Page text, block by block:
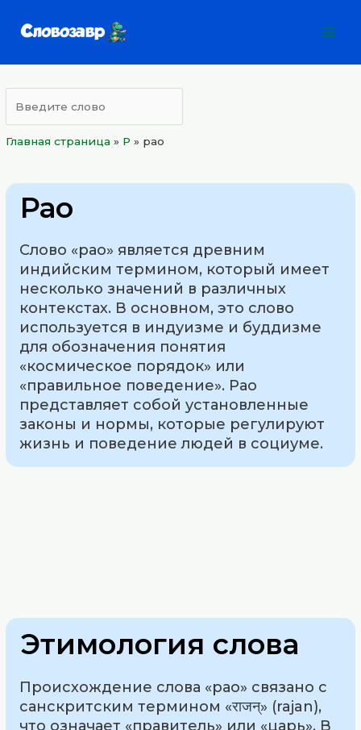
Главная страница » Р » рао
Рао
Слово «рао» является древним
индийским термином, который имеет
несколько значений в различных
контекстах. В основном, это слово
используется в индуизме и буддизме
для обозначения понятия
«космическое порядок» или
«правильное поведение». Рао
представляет собой установленные
законы и нормы, которые регулируют
жизнь и поведение людей в социуме.
Этимология слова
Происхождение слова «рао» связано с
санскритским термином «राजन्» (rajan),
что означает «правитель» или «царь». В